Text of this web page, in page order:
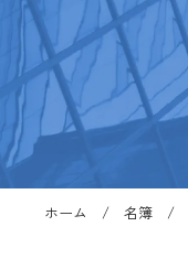
ホーム 名簿